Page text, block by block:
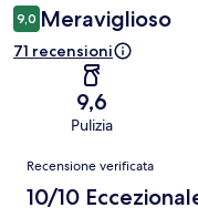
9,0 Meraviglioso
71 recensioni
9,6
Pulizia
Recensioni
Recensione verificata
10/10